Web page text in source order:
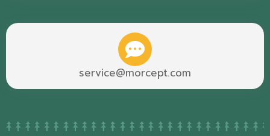
service@morcept.com